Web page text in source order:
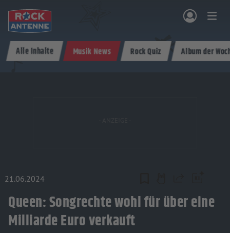
& PROGRAMM AKTIONEN & KONZERTE MUSIK ROCKCOMMUNITY SHOPPEN
Alle Inhalte Musik News Rock Quiz Album der
21.06.2024
Queen: Songrechte wohl für über eine
Milliarde Euro verkauft